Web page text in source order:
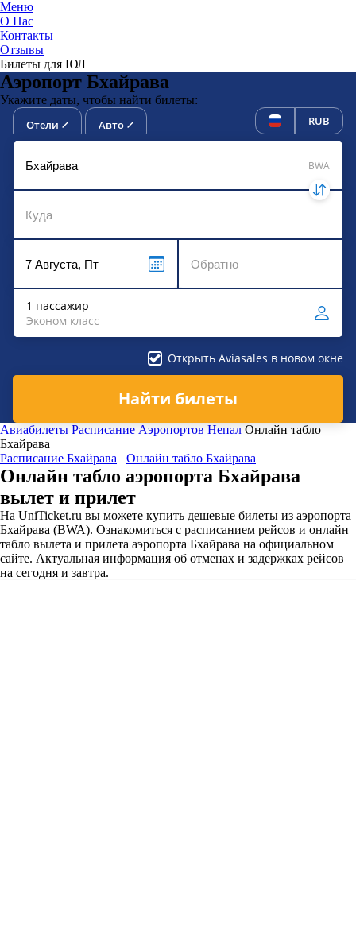
Меню
О Нас
Контакты
Отзывы
Билеты для ЮЛ
Аэропорт Бхайрава
Укажите даты, чтобы найти билеты:
Отели Авто RUB
BWA
1 пассажир
Эконом класс
Открыть Aviasales в новом окне
Найти билеты
Авиабилеты Расписание Аэропортов Непал Онлайн табло
Бхайрава
Расписание Бхайрава
Онлайн табло Бхайрава
Онлайн табло аэропорта Бхайрава
вылет и прилет
На UniTicket.ru вы можете купить дешевые билеты из аэропорта
Бхайрава (BWA). Ознакомиться с расписанием рейсов и онлайн
табло вылета и прилета аэропорта Бхайрава на официальном
сайте. Актуальная информация об отменах и задержках рейсов
на сегодня и завтра.